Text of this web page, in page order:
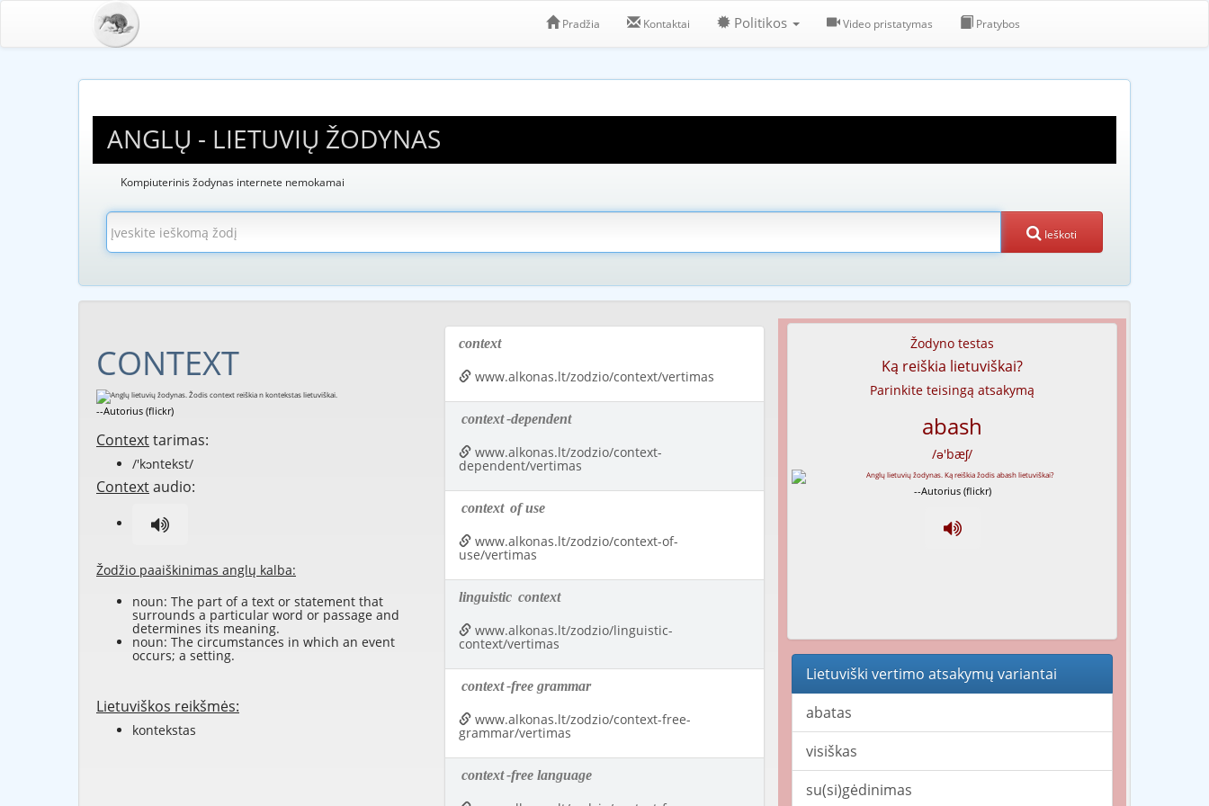
Pradžia Kontaktai Politikos Video pristatymas Pratybos
ANGLŲ - LIETUVIŲ ŽODYNAS
Kompiuterinis žodynas internete nemokamai
Ieškoti
CONTEXT
--Autorius (flickr)
Contexttarimas:
/'kɔntekst/
Contextaudio:
Žodžio paaiškinimas anglų kalba:
noun: The part of a text or statement that
surrounds a particular word or passage and
determines its meaning.
noun: The circumstances in which an event
occurs; a setting.
Lietuviškos reikšmės:
kontekstas
context
www.alkonas.lt/zodzio/context/vertimas
context-dependent
www.alkonas.lt/zodzio/context-
dependent/vertimas
context of use
www.alkonas.lt/zodzio/context-of-
use/vertimas
linguistic context
www.alkonas.lt/zodzio/linguistic-
context/vertimas
context-free grammar
www.alkonas.lt/zodzio/context-free-
grammar/vertimas
context-free language
Žodyno testas
Ką reiškia lietuviškai?
Parinkite teisingą atsakymą
abash
/ə'bæʃ/
--Autorius (flickr)
Lietuviški vertimo atsakymų variantai
abatas
visiškas
su(si)gėdinimas